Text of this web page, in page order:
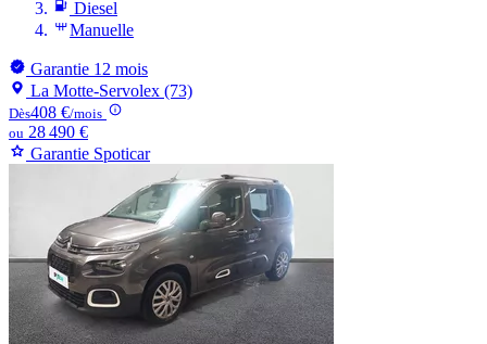
Diesel
Manuelle
Garantie 12 mois
La Motte-Servolex (73)
Dès408 €/mois
ou 28 490 €
Garantie Spoticar